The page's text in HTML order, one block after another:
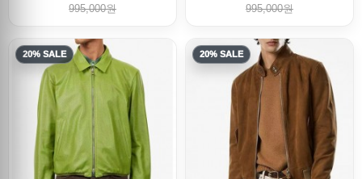
995,000원 995,000원
20% SALE 20% SALE